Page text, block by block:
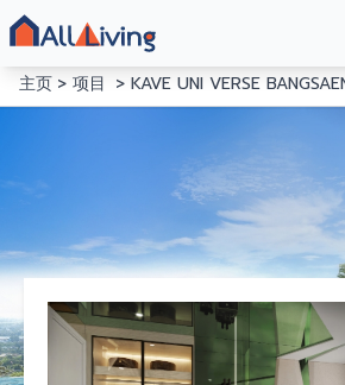
主页
项目 KAVE UNI VERSE BANGSAEN - เคฟ ยูนิ